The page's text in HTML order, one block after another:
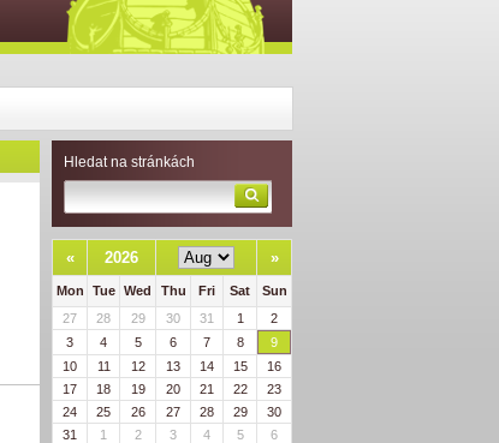
Hledat na stránkách
« 2026 »
Mon Tue Wed Thu Fri Sat
Sun
27
28 29 30 31 1
2
3
4 5 6 7 8
9
10
11 12 13 14 15
16
17
18 19 20 21 22
23
24
25 26 27 28 29
30
31
1 2 3 4 5 6